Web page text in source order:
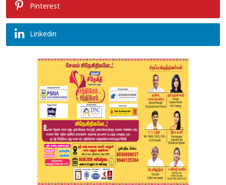
Pinterest
Linkedin